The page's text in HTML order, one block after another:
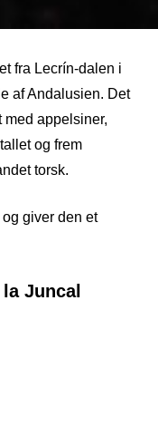
fra Lecrín-dalen i
af Andalusien. Det
med appelsiner,
og frem
torsk.
og giver den et
la Juncal